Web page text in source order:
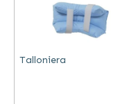
Talloniera